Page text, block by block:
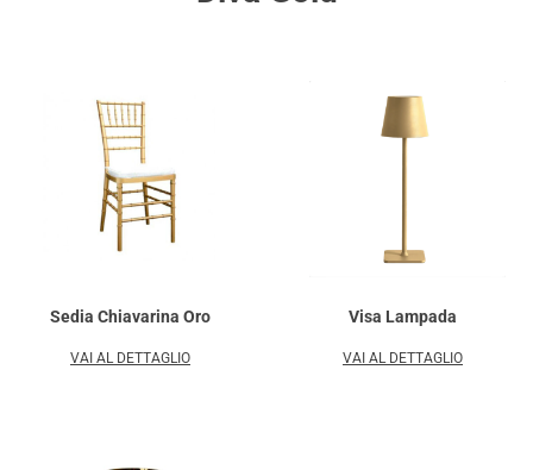
Sedia Chiavarina Oro
VAI AL DETTAGLIO
Visa Lampada
VAI AL DETTAGLIO